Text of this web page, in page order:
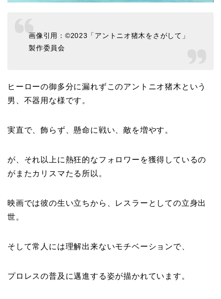
画像引用：©2023「アントニオ猪木をさがして」
製作委員会
ヒーローの御多分に漏れずこのアントニオ猪木という
男、不器用な様です。
実直で、飾らず、懸命に戦い、敵を増やす。
が、それ以上に熱狂的なフォロワーを獲得しているの
がまたカリスマたる所以。
映画では彼の生い立ちから、レスラーとしての立身出
世。
そして常人には理解出来ないモチベーションで、
プロレスの普及に邁進する姿が描かれています。